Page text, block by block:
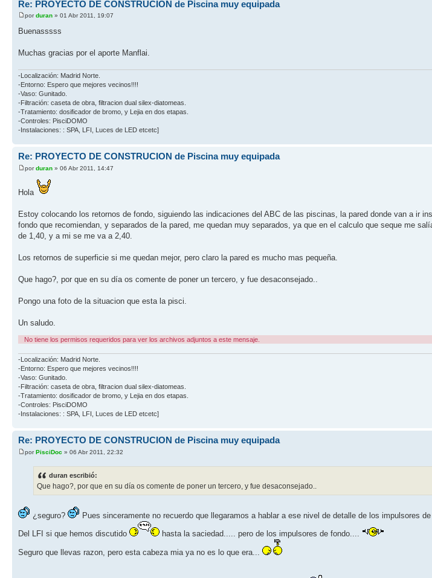
Re: PROYECTO DE CONSTRUCION de Piscina muy equipada
porduran » 01 Abr 2011, 19:07
Buenasssss
Muchas gracias por el aporte Manflai.
-Localización: Madrid Norte.
-Entorno: Espero que mejores vecinos!!!!
-Vaso: Gunitado.
-Filtración: caseta de obra, filtracion dual silex-diatomeas.
-Tratamiento: dosificador de bromo, y Lejia en dos etapas.
-Controles: PisciDOMO
-Instalaciones: : SPA, LFI, Luces de LED etcetc]
Re: PROYECTO DE CONSTRUCION de Piscina muy equipada
porduran » 06 Abr 2011, 14:47
Hola
Estoy colocando los retornos de fondo, siguiendo las indicaciones del ABC de las piscinas, la pared donde van a ir
fondo que recomiendan, y separados de la pared, me quedan muy separados, ya que en el calculo que seque me
de 1,40, y a mi se me va a 2,40.
Los retornos de superficie si me quedan mejor, pero claro la pared es mucho mas pequeña.
Que hago?, por que en su día os comente de poner un tercero, y fue desaconsejado..
Pongo una foto de la situacion que esta la pisci.
Un saludo.
No tiene los permisos requeridos para ver los archivos adjuntos a este mensaje.
-Localización: Madrid Norte.
-Entorno: Espero que mejores vecinos!!!!
-Vaso: Gunitado.
-Filtración: caseta de obra, filtracion dual silex-diatomeas.
-Tratamiento: dosificador de bromo, y Lejia en dos etapas.
-Controles: PisciDOMO
-Instalaciones: : SPA, LFI, Luces de LED etcetc]
Re: PROYECTO DE CONSTRUCION de Piscina muy equipada
porPisciDoc » 06 Abr 2011, 22:32
duran escribió:
Que hago?, por que en su día os comente de poner un tercero, y fue desaconsejado..
¿seguro?
Pues sinceramente no recuerdo que llegaramos a hablar a ese nivel de detalle de los impulsores
Del LFI si que hemos discutido
hasta la saciedad..... pero de los impulsores de fondo....
Seguro que llevas razon, pero esta cabeza mia ya no es lo que era...